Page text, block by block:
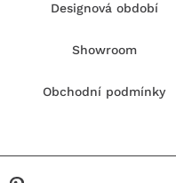
Designová období
Showroom
Obchodní podmínky